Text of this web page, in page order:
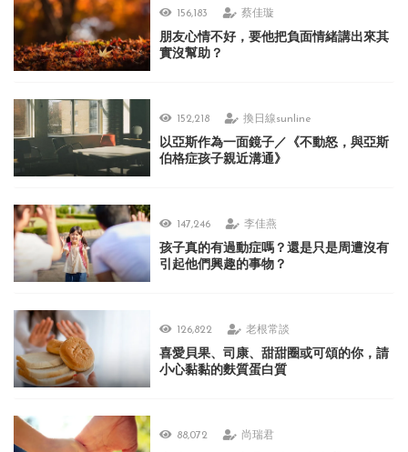
156,183 蔡佳璇
朋友心情不好，要他把負面情緒講出來其
實沒幫助？
152,218 換日線sunline
以亞斯作為一面鏡子／《不動怒，與亞斯
伯格症孩子親近溝通》
147,246 李佳燕
孩子真的有過動症嗎？還是只是周遭沒有
引起他們興趣的事物？
126,822 老根常談
喜愛貝果、司康、甜甜圈或可頌的你，請
小心黏黏的麩質蛋白質
88,072 尚瑞君